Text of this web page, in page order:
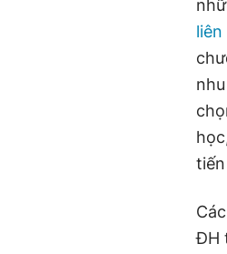
liên
tiến
ĐH